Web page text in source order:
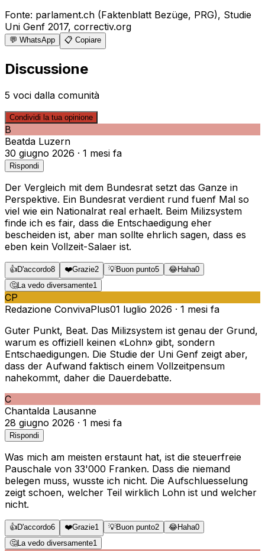
Fonte: parlament.ch (Faktenblatt Bezüge, PRG), Studie
Uni Genf 2017, correctiv.org
💬 WhatsApp 📋 Copiare
Discussione
5 voci dalla comunità
Condividi la tua opinione
B
Beatda Luzern
30 giugno 2026 · 1 mesi fa
Rispondi
Der Vergleich mit dem Bundesrat setzt das Ganze in
Perspektive. Ein Bundesrat verdient rund fuenf Mal so
viel wie ein Nationalrat real erhaelt. Beim Milizsystem
finde ich es fair, dass die Entschaedigung eher
bescheiden ist, aber man sollte ehrlich sagen, dass es
eben kein Vollzeit-Salaer ist.
👍D'accordo8 ❤️Grazie2 💡Buon punto5 😂Haha0
🤔La vedo diversamente1
CP
Redazione ConvivaPlus01 luglio 2026 · 1 mesi fa
Guter Punkt, Beat. Das Milizsystem ist genau der Grund,
warum es offiziell keinen «Lohn» gibt, sondern
Entschaedigungen. Die Studie der Uni Genf zeigt aber,
dass der Aufwand faktisch einem Vollzeitpensum
nahekommt, daher die Dauerdebatte.
C
Chantalda Lausanne
28 giugno 2026 · 1 mesi fa
Rispondi
Was mich am meisten erstaunt hat, ist die steuerfreie
Pauschale von 33'000 Franken. Dass die niemand
belegen muss, wusste ich nicht. Die Aufschluesselung
zeigt schoen, welcher Teil wirklich Lohn ist und welcher
nicht.
👍D'accordo6 ❤️Grazie1 💡Buon punto2 😂Haha0
🤔La vedo diversamente1